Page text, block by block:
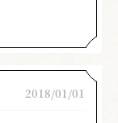
たまま右を
とき後ろ足
2018/01/01